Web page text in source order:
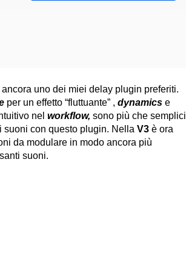
uno dei miei delay plugin preferiti.
per un effetto “fluttuante” , dynamics e
nel workflow, sono più che semplici
suoni con questo plugin. Nella V3 è ora
da modulare in modo ancora più
suoni.